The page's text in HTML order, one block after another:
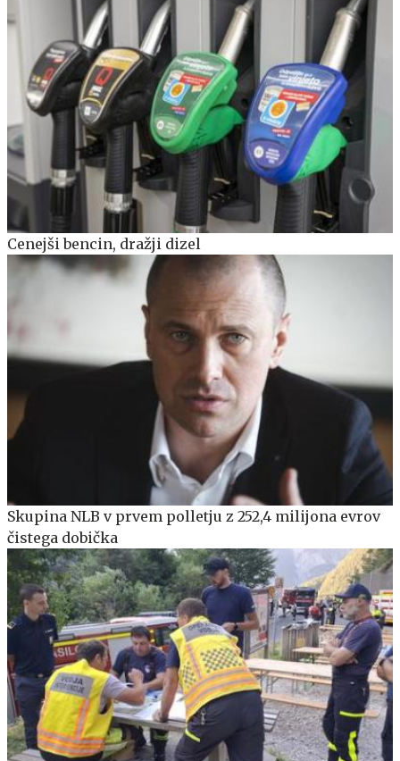
Cenejši bencin, dražji dizel
Skupina NLB v prvem polletju z 252,4 milijona evrov
čistega dobička